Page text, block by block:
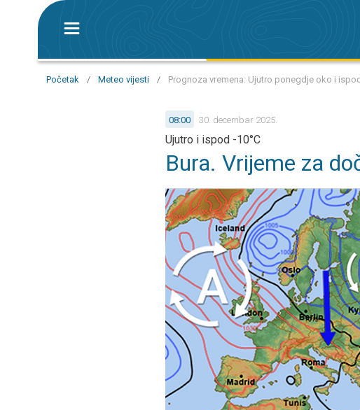
Početak / Meteo vijesti / Prognoza vremena: Ujutro ponegdje oko i
08:00 30. decembar 2025.
Ujutro i ispod -10°C
Bura. Vrijeme za